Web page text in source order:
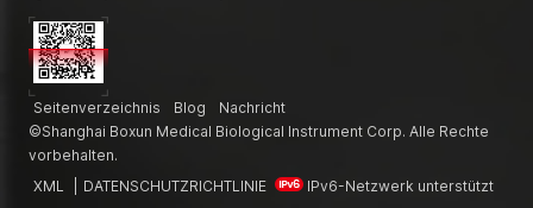
Seitenverzeichnis Blog
Nachricht
©Shanghai Boxun Medical Biological Instrument Corp. Alle Rechte
vorbehalten.
XML
DATENSCHUTZRICHTLINIE IPv6-Netzwerk unterstützt